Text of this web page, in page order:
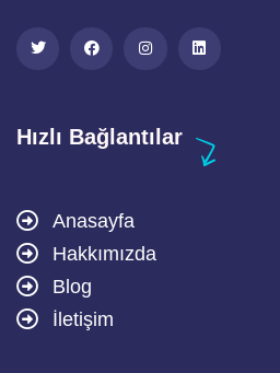
Hızlı Bağlantılar
Anasayfa
Hakkımızda
Blog
İletişim